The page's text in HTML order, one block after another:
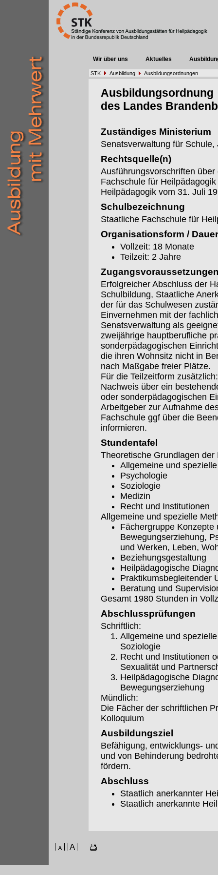
Wir über uns Aktuelles
STK Ausbildung Ausbildungsordnungen
Ausbildungsordnung
des Landes
Zuständiges Ministerium
Senatsverwaltung für
Rechtsquelle(n)
Ausführungsvorschriften
Fachschule für
Heilpädagogik vom 31. Juli
Schulbezeichnung
Staatliche Fachschule für
Organisationsform / Dauer
Vollzeit: 18 Monate
Teilzeit: 2 Jahre
Erfolgreicher Abschluss der
Schulbildung, Staatliche
der für das Schulwesen
Einvernehmen mit der
Senatsverwaltung als
zweijährige hauptberufliche
sonderpädagogischen
die ihren Wohnsitz nicht in
nach Maßgabe freier Plätze.
Für die Teilzeitform zusätzlich:
Nachweis über ein
oder sonderpädagogischen
Arbeitgeber zur Aufnahme
Fachschule ggf über die
informieren.
Stundentafel
Theoretische Grundlagen der
Allgemeine und
Psychologie
Soziologie
Medizin
Recht und Institutionen
Allgemeine und spezielle
Fächergruppe
Bewegungserziehung,
und Werken, Leben,
Beziehungsgestaltung
Heilpädagogische
Praktikumsbegleitender
Beratung und
Gesamt 1980 Stunden in
Abschlussprüfungen
Schriftlich:
Allgemeine und
Soziologie
Recht und Institutionen
Sexualität und
Heilpädagogische
Bewegungserziehung
Mündlich:
Die Fächer der schriftlichen
Kolloquium
Ausbildungsziel
Befähigung, entwicklungs-
und von Behinderung
fördern.
Abschluss
Staatlich anerkannter
Staatlich anerkannte